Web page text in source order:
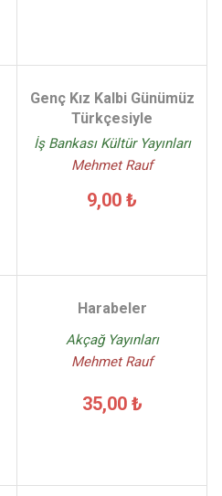
Genç Kız Kalbi Günümüz
Türkçesiyle
İş Bankası Kültür Yayınları
Mehmet Rauf
9,00 ₺
Harabeler
Akçağ Yayınları
Mehmet Rauf
35,00 ₺